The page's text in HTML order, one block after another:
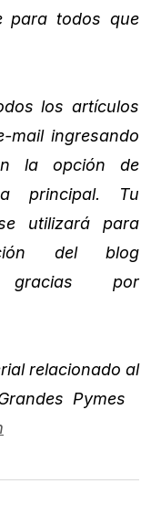
para todos que
los artículos
mail ingresando
la opción de
principal. Tu
utilizará para
del blog
gracias por
relacionado al
Pymes